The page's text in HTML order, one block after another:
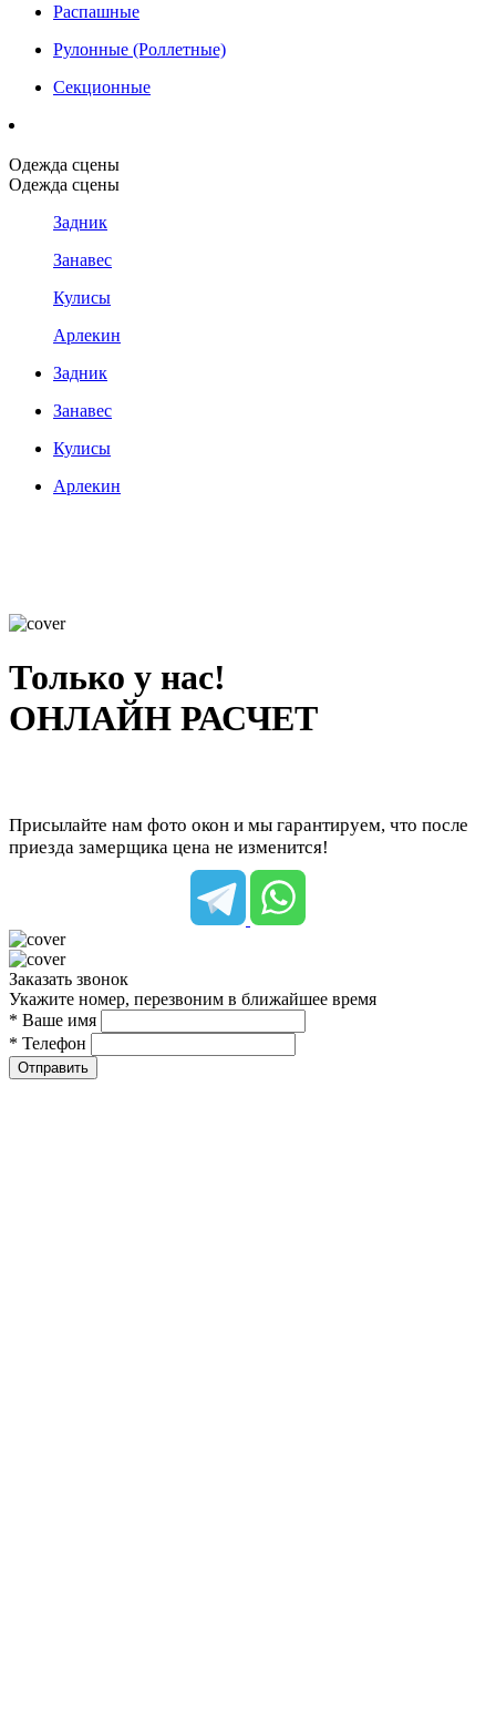
Распашные
Рулонные (Роллетные)
Секционные
Одежда сцены
Одежда сцены
Задник
Занавес
Кулисы
Арлекин
Задник
Занавес
Кулисы
Арлекин
Только у нас!
ОНЛАЙН РАСЧЕТ
Присылайте нам фото окон и мы гарантируем, что после
приезда замерщика цена не изменится!
Заказать звонок
Укажите номер, перезвоним в ближайшее время
* Ваше имя
* Телефон
Отправить